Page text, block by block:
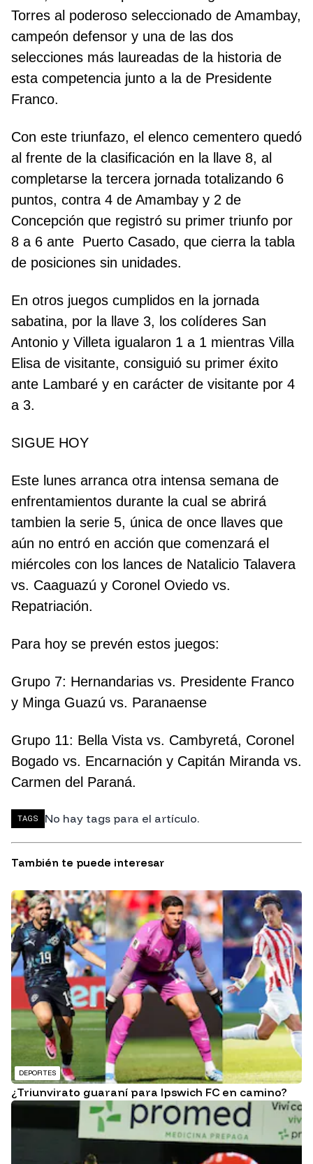
Torres al poderoso seleccionado de Amambay,
campeón defensor y una de las dos
selecciones más laureadas de la historia de
esta competencia junto a la de Presidente
Franco.
Con este triunfazo, el elenco cementero quedó
al frente de la clasificación en la llave 8, al
completarse la tercera jornada totalizando 6
puntos, contra 4 de Amambay y 2 de
Concepción que registró su primer triunfo por
8 a 6 ante Puerto Casado, que cierra la tabla
de posiciones sin unidades.
En otros juegos cumplidos en la jornada
sabatina, por la llave 3, los colíderes San
Antonio y Villeta igualaron 1 a 1 mientras Villa
Elisa de visitante, consiguió su primer éxito
ante Lambaré y en carácter de visitante por 4
a 3.
SIGUE HOY
Este lunes arranca otra intensa semana de
enfrentamientos durante la cual se abrirá
tambien la serie 5, única de once llaves que
aún no entró en acción que comenzará el
miércoles con los lances de Natalicio Talavera
vs. Caaguazú y Coronel Oviedo vs.
Repatriación.
Para hoy se prevén estos juegos:
Grupo 7: Hernandarias vs. Presidente Franco
y Minga Guazú vs. Paranaense
Grupo 11: Bella Vista vs. Cambyretá, Coronel
Bogado vs. Encarnación y Capitán Miranda vs.
Carmen del Paraná.
TAGS No hay tags para el artículo.
También te puede interesar
DEPORTES
¿Triunvirato guaraní para Ipswich FC en camino?